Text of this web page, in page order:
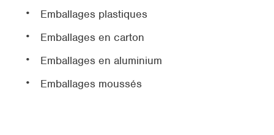
Emballages plastiques
Emballages en carton
Emballages en aluminium
Emballages moussés